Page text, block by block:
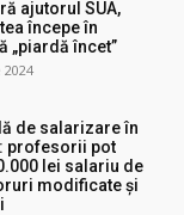
ajutorul SUA,
începe în
„piardă încet”
de salarizare în
profesorii pot
lei salariu de
modificate și